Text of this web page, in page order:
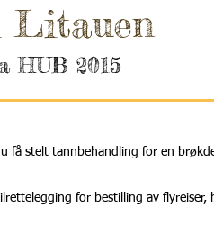
Litauen
HUB 2015
få stelt tannbehandling for en
for bestilling av flyreiser,